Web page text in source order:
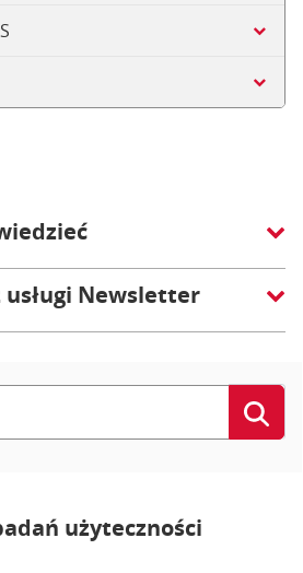
usługi Newsletter
użyteczności